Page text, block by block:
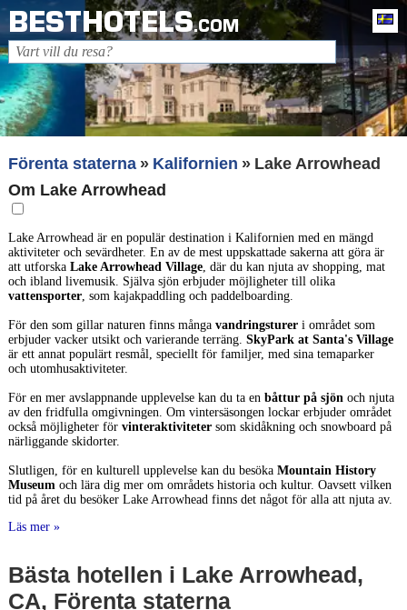
BESTHOTELS.COM
Förenta staterna Kalifornien
Lake Arrowhead
Om Lake Arrowhead
Lake Arrowhead är en populär destination i Kalifornien med en mängd
aktiviteter och sevärdheter. En av de mest uppskattade sakerna att göra är
att utforska Lake Arrowhead Village, där du kan njuta av shopping, mat
och ibland livemusik. Själva sjön erbjuder möjligheter till olika
vattensporter, som kajakpaddling och paddelboarding.
För den som gillar naturen finns många vandringstureri området som
erbjuder vacker utsikt och varierande terräng. SkyPark at Santa's Village
är ett annat populärt resmål, speciellt för familjer, med sina temaparker
och utomhusaktiviteter.
För en mer avslappnande upplevelse kan du ta en båttur på sjönoch njuta
av den fridfulla omgivningen. Om vintersäsongen lockar erbjuder området
också möjligheter för vinteraktivitetersom skidåkning och snowboard på
närliggande skidorter.
Slutligen, för en kulturell upplevelse kan du besöka Mountain History
Museumoch lära dig mer om områdets historia och kultur. Oavsett vilken
tid på året du besöker Lake Arrowhead finns det något för alla att njuta av.
Läs mer »
Bästa hotellen i Lake Arrowhead,
CA, Förenta staterna